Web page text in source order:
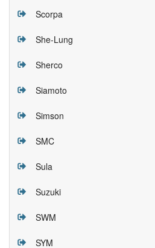
Scorpa
She-Lung
Sherco
Siamoto
Simson
SMC
Sula
Suzuki
SWM
SYM